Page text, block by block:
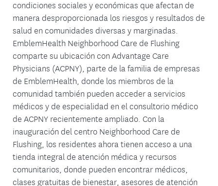
condiciones sociales y económicas que afectan de
manera desproporcionada los riesgos y resultados de
salud en comunidades diversas y marginadas.
EmblemHealth Neighborhood Care de Flushing
comparte su ubicación con Advantage Care
Physicians (ACPNY), parte de la familia de empresas
de EmblemHealth, donde los miembros de la
comunidad también pueden acceder a servicios
médicos y de especialidad en el consultorio médico
de ACPNY recientemente ampliado. Con la
inauguración del centro Neighborhood Care de
Flushing, los residentes ahora tienen acceso a una
tienda integral de atención médica y recursos
comunitarios, donde pueden encontrar médicos,
clases gratuitas de bienestar, asesores de atención